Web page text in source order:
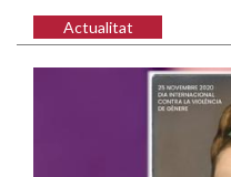
Actualitat